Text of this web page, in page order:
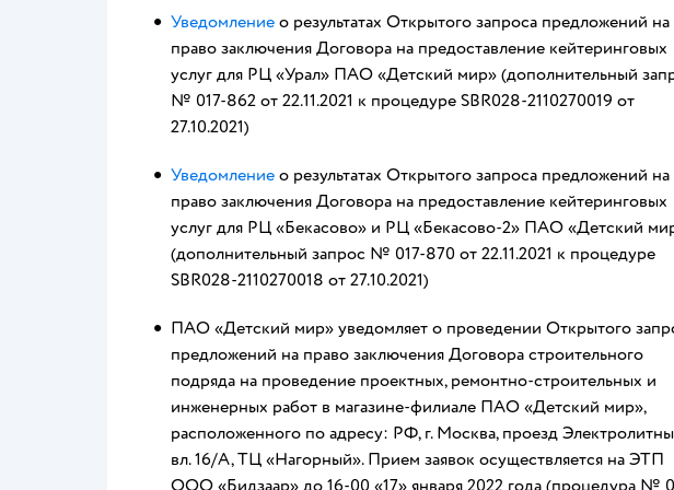
Уведомление о результатах Открытого запроса предложений на
право заключения Договора на предоставление кейтеринговых
услуг для РЦ «Урал» ПАО «Детский мир» (дополнительный
№ 017-862 от 22.11.2021 к процедуре SBR028-2110270019 от
27.10.2021)
Уведомление о результатах Открытого запроса предложений на
право заключения Договора на предоставление кейтеринговых
услуг для РЦ «Бекасово» и РЦ «Бекасово-2» ПАО «Детский
(дополнительный запрос № 017-870 от 22.11.2021 к процедуре
SBR028-2110270018 от 27.10.2021)
ПАО «Детский мир» уведомляет о проведении Открытого
предложений на право заключения Договора строительного
подряда на проведение проектных, ремонтно-строительных и
инженерных работ в магазине-филиале ПАО «Детский мир»,
расположенного по адресу: РФ, г. Москва, проезд
вл. 16/А, ТЦ «Нагорный». Прием заявок осуществляется на ЭТП
ООО «Бидзаар» до 16-00 «17» января 2022 года (процедура №